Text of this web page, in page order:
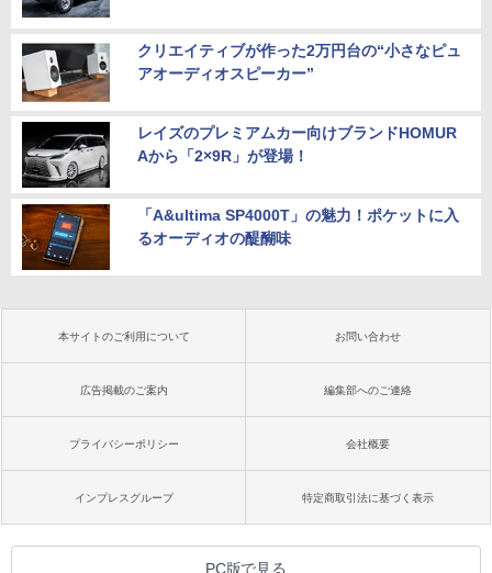
クリエイティブが作った2万円台の“小さなピュ
アオーディオスピーカー”
レイズのプレミアムカー向けブランドHOMUR
Aから「2×9R」が登場！
「A&ultima SP4000T」の魅力！ポケットに入
るオーディオの醍醐味
本サイトのご利用について お問い合わせ
広告掲載のご案内 編集部へのご連絡
プライバシーポリシー 会社概要
インプレスグループ 特定商取引法に基づく表示
PC版で見る